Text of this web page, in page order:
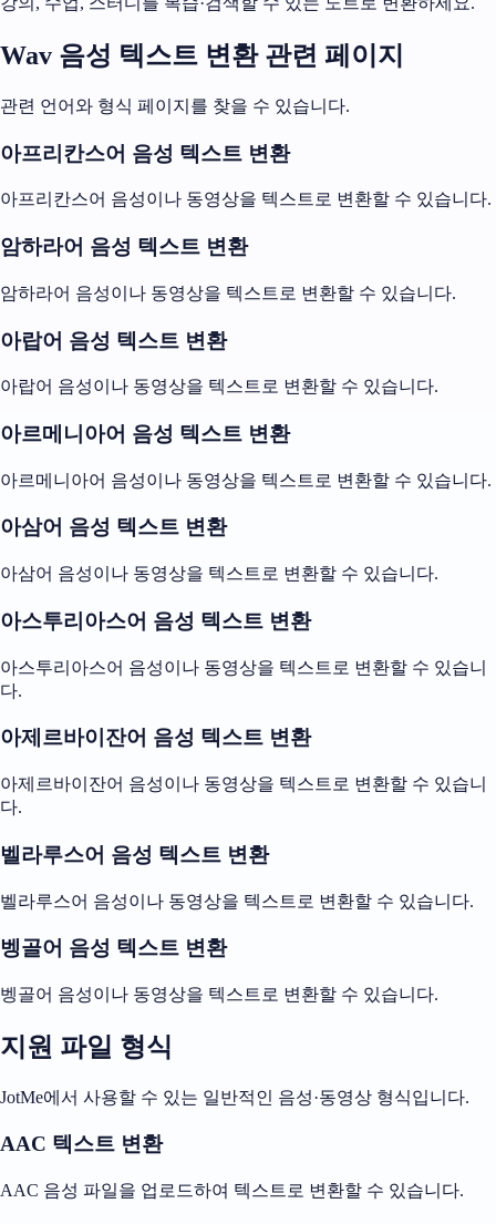
Wav 음성 텍스트 변환 관련 페이지
관련 언어와 형식 페이지를 찾을 수 있습니다.
아프리칸스어 음성 텍스트 변환
아프리칸스어 음성이나 동영상을 텍스트로 변환할 수 있습니다.
암하라어 음성 텍스트 변환
암하라어 음성이나 동영상을 텍스트로 변환할 수 있습니다.
아랍어 음성 텍스트 변환
아랍어 음성이나 동영상을 텍스트로 변환할 수 있습니다.
아르메니아어 음성 텍스트 변환
아르메니아어 음성이나 동영상을 텍스트로 변환할 수 있습니다.
아삼어 음성 텍스트 변환
아삼어 음성이나 동영상을 텍스트로 변환할 수 있습니다.
아스투리아스어 음성 텍스트 변환
아스투리아스어 음성이나 동영상을 텍스트로 변환할 수 있습니
다.
아제르바이잔어 음성 텍스트 변환
아제르바이잔어 음성이나 동영상을 텍스트로 변환할 수 있습니
다.
벨라루스어 음성 텍스트 변환
벨라루스어 음성이나 동영상을 텍스트로 변환할 수 있습니다.
벵골어 음성 텍스트 변환
벵골어 음성이나 동영상을 텍스트로 변환할 수 있습니다.
지원 파일 형식
JotMe에서 사용할 수 있는 일반적인 음성·동영상 형식입니다.
AAC 텍스트 변환
AAC 음성 파일을 업로드하여 텍스트로 변환할 수 있습니다.